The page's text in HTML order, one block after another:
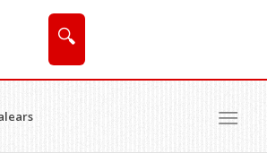
🔍